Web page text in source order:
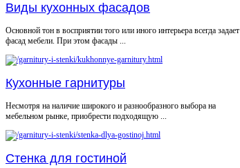
Виды кухонных фасадов
Основной тон в восприятии того или иного интерьера всегда задает
фасад мебели. При этом фасады ...
Кухонные гарнитуры
Несмотря на наличие широкого и разнообразного выбора на
мебельном рынке, приобрести подходящую ...
Стенка для гостиной